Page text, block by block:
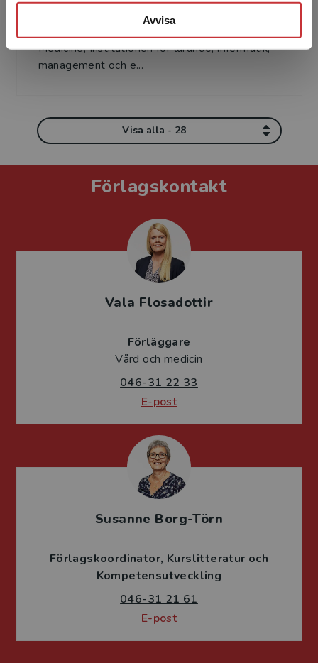
Avvisa
Solvig Ekblad, adjungerad professor, leg.
Medicine, Institutionen för lärande, informatik,
management och e...
Visa alla - 28
Förlagskontakt
Vala Flosadottir
Förläggare
Vård och medicin
046-31 22 33
E-post
Susanne Borg-Törn
Förlagskoordinator Kurslitteratur och
Kompetensutveckling
046-31 21 61
E-post